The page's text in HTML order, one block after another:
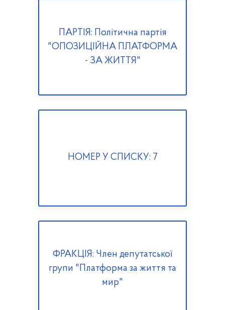
ПАРТІЯ: Політична партія
"ОПОЗИЦІЙНА ПЛАТФОРМА
- ЗА ЖИТТЯ"
НОМЕР У СПИСКУ: 7
ФРАКЦІЯ: Член депутатської
групи "Платформа за життя та
мир"